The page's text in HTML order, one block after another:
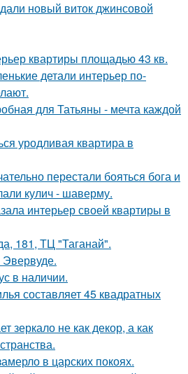
новый виток джинсовой
квартиры площадью 43 кв.
детали интерьер по-
для Татьяны - мечта каждой
уродливая квартира в
перестали бояться бога и
кулич - шаверму.
интерьер своей квартиры в
181, ТЦ "Таганай".
в наличии.
составляет 45 квадратных
зеркало не как декор, а как
в царских покоях.